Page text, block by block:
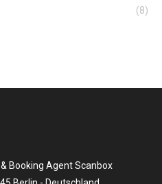
(8)
Booking Agent Scanbox